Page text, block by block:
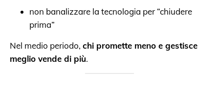
non banalizzare la tecnologia per “chiudere
prima”
Nel medio periodo, chi promette meno e gestisce
meglio vende di più.